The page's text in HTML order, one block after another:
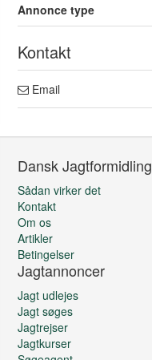
Annonce type
Kontakt
Email
Dansk Jagtformidling
Sådan virker det
Kontakt
Om os
Artikler
Betingelser
Jagtannoncer
Jagt udlejes
Jagt søges
Jagtrejser
Jagtkurser